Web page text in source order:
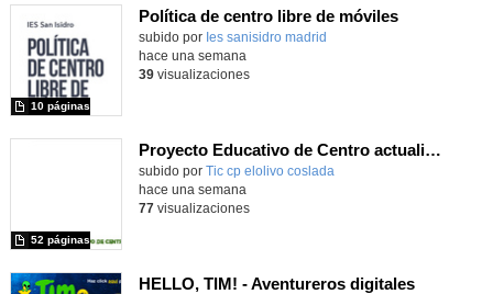
Política de centro libre de móviles
subido por Ies sanisidro madrid
10 páginas
hace una semana
39visualizaciones
Proyecto Educativo de Centro actualizado 2026
subido por Tic cp elolivo coslada
52 páginas
hace una semana
77visualizaciones
HELLO, TIM! - Aventureros digitales